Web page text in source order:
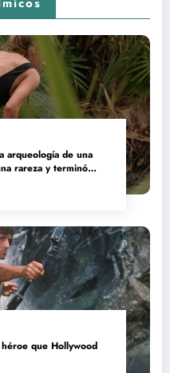
arqueología de una
rareza y terminó
que Hollywood